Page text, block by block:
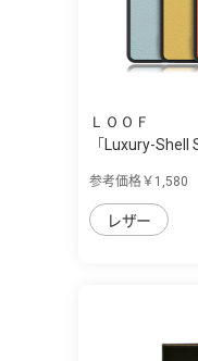
ＬＯＯＦ
「Luxury-Shell
参考価格￥1,580
レザー